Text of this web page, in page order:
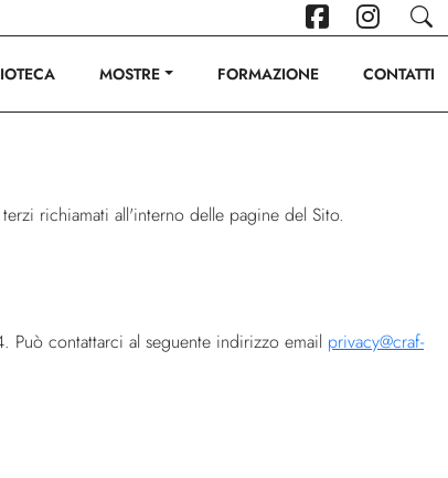
MOSTRE FORMAZIONE CONTATTI
richiamati all'interno delle pagine del Sito.
Può contattarci al seguente indirizzo email privacy@craf-